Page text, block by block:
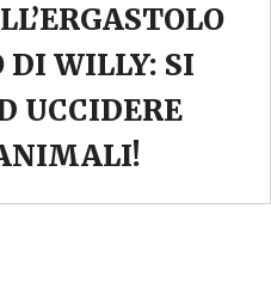
DI WILLY: SI
UCCIDERE